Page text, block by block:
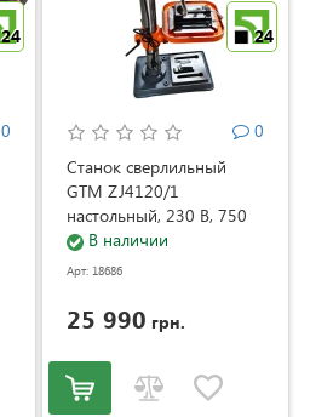
24
0
24
0
Станок сверлильный
GTM ZJ4120/1
настольный, 230 В, 750
Вт (ZJ4120/1)
В наличии
Арт: 18686
25 990 грн.